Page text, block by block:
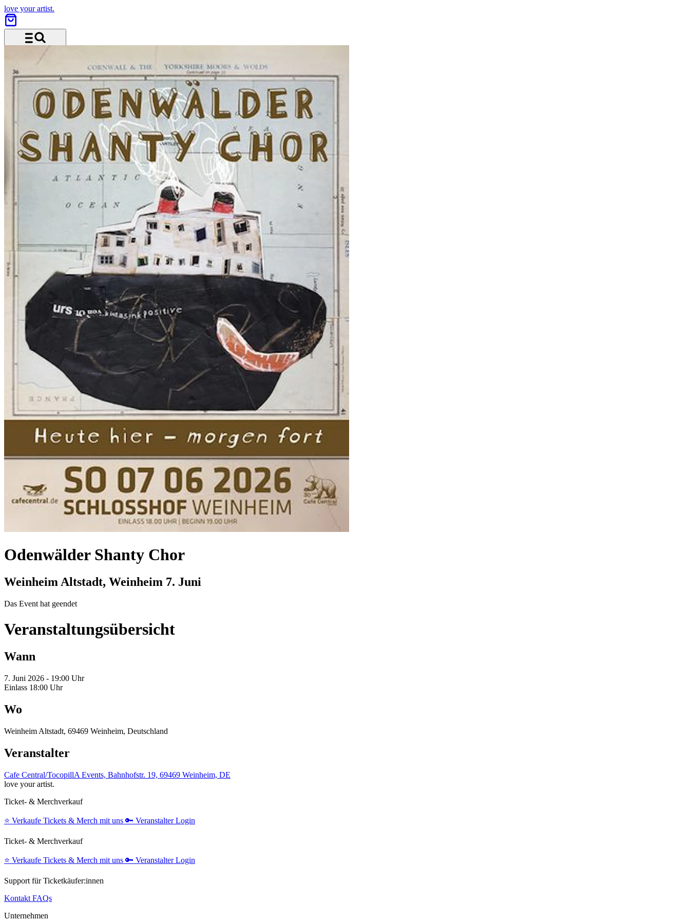
love your artist.
Menü und Suche
Odenwälder Shanty Chor
Weinheim Altstadt, Weinheim 7. Juni
Das Event hat geendet
Veranstaltungsübersicht
Wann
7. Juni 2026 - 19:00 Uhr
Einlass 18:00 Uhr
Wo
Weinheim Altstadt, 69469 Weinheim, Deutschland
Veranstalter
Cafe Central/TocopillA Events, Bahnhofstr. 19, 69469 Weinheim, DE
love your artist.
Ticket- & Merchverkauf
⭐️ Verkaufe Tickets & Merch mit uns 🔑 Veranstalter Login
Ticket- & Merchverkauf
⭐️ Verkaufe Tickets & Merch mit uns 🔑 Veranstalter Login
Support für Ticketkäufer:innen
Kontakt FAQs
Unternehmen